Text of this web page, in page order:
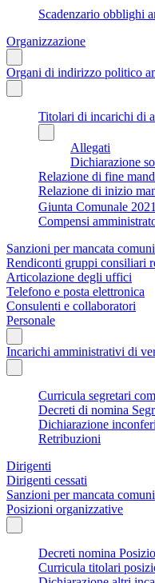
Scadenzario obblighi
Organizzazione
Organi di indirizzo politico
Titolari di incarichi di
Allegati
Dichiarazione
Relazione di fine
Relazione di inizio
Giunta Comunale
Compensi
Sanzioni per mancata
Rendiconti gruppi consiliari
Articolazione degli uffici
Telefono e posta elettronica
Consulenti e collaboratori
Personale
Incarichi amministrativi di
Curricula segretari
Decreti di nomina
Dichiarazione
Retribuzioni
Dirigenti
Dirigenti cessati
Sanzioni per mancata
Posizioni organizzative
Decreti nomina
Curricula titolari